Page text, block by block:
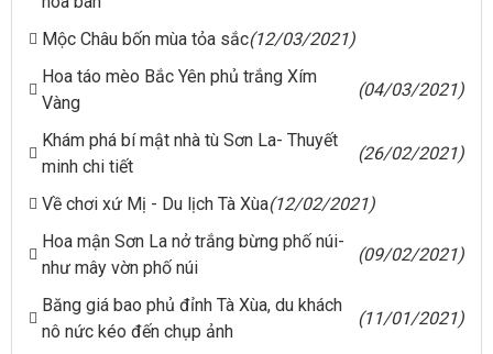
Mộc Châu bốn mùa tỏa sắc(12/03/2021)
Hoa táo mèo Bắc Yên phủ trắng Xím
Vàng
(04/03/2021)
Khám phá bí mật nhà tù Sơn La- Thuyết
minh chi tiết
(26/02/2021)
Về chơi xứ Mị - Du lịch Tà Xùa(12/02/2021)
Hoa mận Sơn La nở trắng bừng phố núi-
như mây vờn phố núi
(09/02/2021)
Băng giá bao phủ đỉnh Tà Xùa, du khách
nô nức kéo đến chụp ảnh
(11/01/2021)